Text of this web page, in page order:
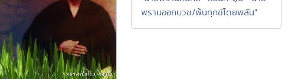
พรานออกบวช/พ้นทุกข์โดยพลัน"